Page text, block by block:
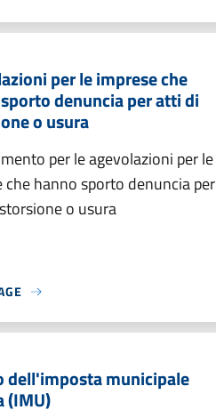
per le imprese che
denuncia per atti di
o usura
per le agevolazioni per le
che hanno sporto denuncia per
o usura
dell'imposta municipale
(IMU)